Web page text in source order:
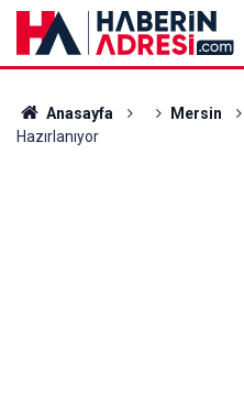
Anasayfa Mersin
Hazırlanıyor